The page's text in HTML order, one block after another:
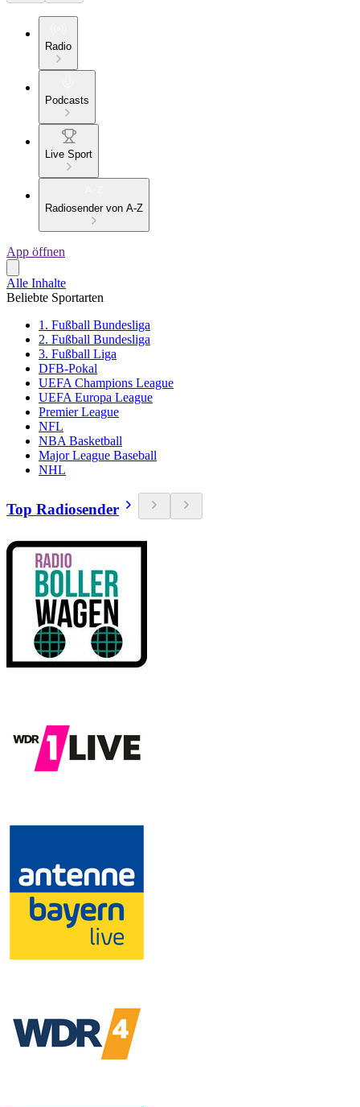
Radio
Podcasts
Live Sport
Radiosender von A-Z
App öffnen
Alle Inhalte
Beliebte Sportarten
1. Fußball Bundesliga
2. Fußball Bundesliga
3. Fußball Liga
DFB-Pokal
UEFA Champions League
UEFA Europa League
Premier League
NFL
NBA Basketball
Major League Baseball
NHL
Top Radiosender